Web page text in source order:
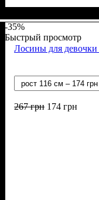
-35%
Быстрый просмотр
Лосины для
267грн 174 грн